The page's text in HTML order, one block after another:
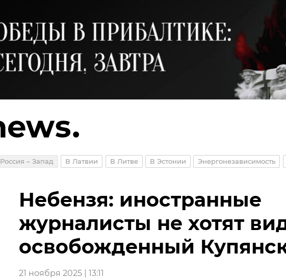
Россия – Запад В Латвии В Литве В Эстонии Энергонезависимость
Небензя: иностранные
журналисты не хотят
освобожденный
21 ноября 2025 | 13:11